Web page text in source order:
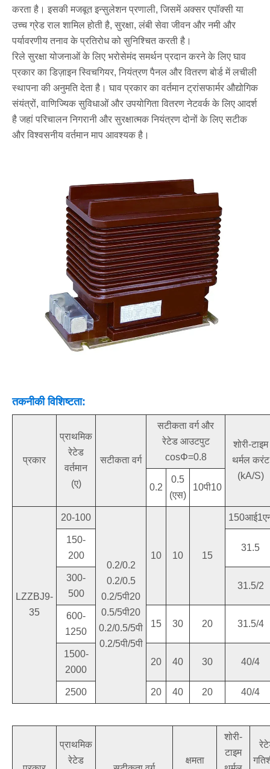
करता है। इसकी मजबूत इन्सुलेशन प्रणाली, जिसमें अक्सर एपॉक्सी या
उच्च ग्रेड राल शामिल होती है, सुरक्षा, लंबी सेवा जीवन और नमी और
पर्यावरणीय तनाव के प्रतिरोध को सुनिश्चित करती है।
रिले सुरक्षा योजनाओं के लिए भरोसेमंद समर्थन प्रदान करने के लिए घाव
प्रकार का डिज़ाइन स्विचगियर, नियंत्रण पैनल और वितरण बोर्ड में लचीली
स्थापना की अनुमति देता है। घाव प्रकार का वर्तमान ट्रांसफार्मर औद्योगिक
संयंत्रों, वाणिज्यिक सुविधाओं और उपयोगिता वितरण नेटवर्क के लिए आदर्श
है जहां परिचालन निगरानी और सुरक्षात्मक नियंत्रण दोनों के लिए सटीक
और विश्वसनीय वर्तमान माप आवश्यक है।
तकनीकी विशिष्टता:
प्रकार
प्राथमिक
रेटेड
वर्तमान
(ए)
सटीकता वर्ग
सटीकता वर्ग और
रेटेड आउटपुट
cosΦ=0.8
शोरी-टाइम
थर्मल करंट
(kA/S)
0.2
0.5
(एस)
10पी10
LZZBJ9-
35
20-100
0.2/0.2
0.2/0.5
0.2/5पी20
0.5/5पी20
0.2/0.5/5पी
0.2/5पी/5पी
10 10 15
150-
200
31.5
300-
500
31.5/2
600-
1250
15 30 20 31.5/4
1500-
2000
20 40 30 40/4
2500 20 40 20 40/4
प्राथमिक
रेटेड
क्षमता
शोरी-
टाइम